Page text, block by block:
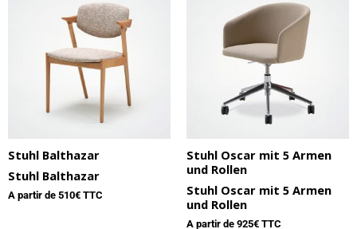
Stuhl Balthazar
Stuhl Balthazar
A partir de 510€ TTC
Stuhl Oscar mit 5 Armen
und Rollen
Stuhl Oscar mit 5 Armen
und Rollen
A partir de 925€ TTC